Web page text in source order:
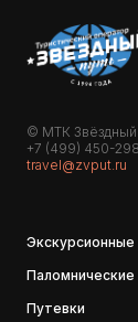
© МТК Звёздный
+7 (499) 450-
travel@zvput.ru
Экскурсионные
Паломнические
Путевки